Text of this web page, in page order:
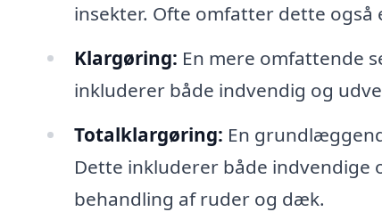
insekter. Ofte omfatter dette
Klargøring: En mere omfattende
inkluderer både indvendig og
Totalklargøring: En
Dette inkluderer både indvendige
behandling af ruder og dæk.